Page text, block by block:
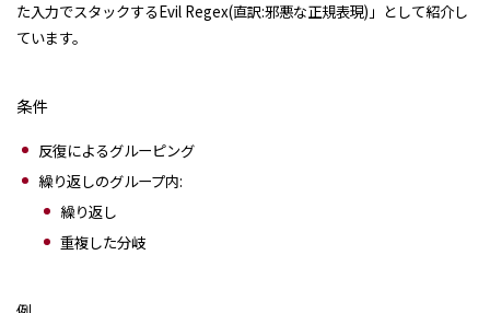
た入力でスタックするEvil Regex(直訳:邪悪な正規表現)」として紹介し
ています。
条件
反復によるグルーピング
繰り返しのグループ内:
繰り返し
重複した分岐